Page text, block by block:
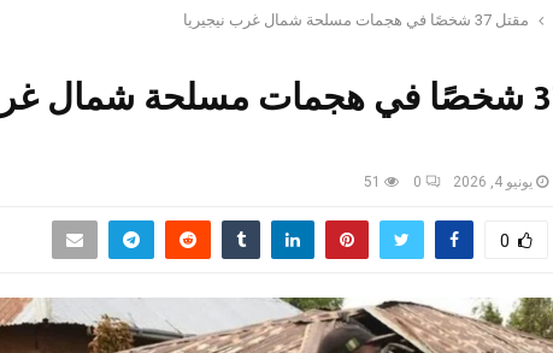
مقتل 37 شخصًا في هجمات مسلحة شمال غرب نيجيريا
مقتل 37 شخصًا في هجمات مسلحة شمال
يونيو 4, 2026 0
51
0